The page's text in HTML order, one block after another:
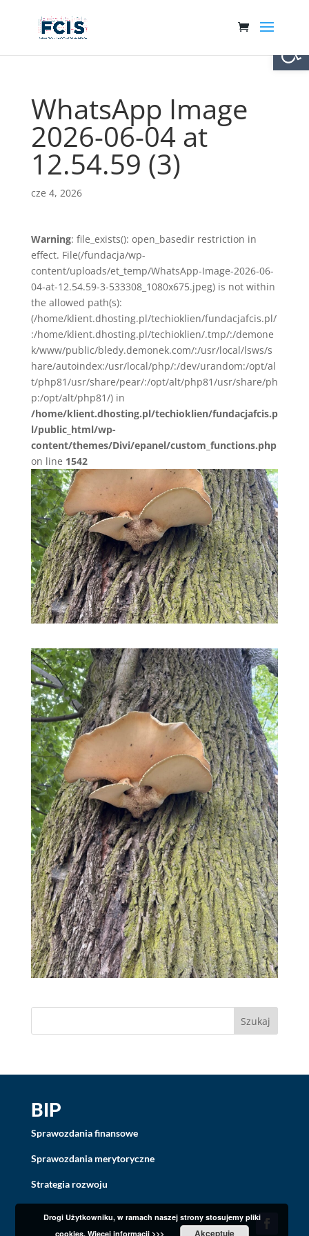
WhatsApp Image
2026-06-04 at
12.54.59 (3)
cze 4, 2026
Warning: file_exists(): open_basedir restriction in
effect. File(/fundacja/wp-
content/uploads/et_temp/WhatsApp-Image-2026-06-
04-at-12.54.59-3-533308_1080x675.jpeg) is not within
the allowed path(s):
(/home/klient.dhosting.pl/techioklien/fundacjafcis.pl/
:/home/klient.dhosting.pl/techioklien/.tmp/:/demone
k/www/public/bledy.demonek.com/:/usr/local/lsws/s
hare/autoindex:/usr/local/php/:/dev/urandom:/opt/al
t/php81/usr/share/pear/:/opt/alt/php81/usr/share/ph
p:/opt/alt/php81/) in
/home/klient.dhosting.pl/techioklien/fundacjafcis.p
l/public_html/wp-
content/themes/Divi/epanel/custom_functions.php
on line 1542
BIP
Sprawozdania finansowe
Sprawozdania merytoryczne
Strategia rozwoju
Drogi Użytkowniku, w ramach naszej strony stosujemy pliki
cookies. Więcej informacji >>> Akceptuję